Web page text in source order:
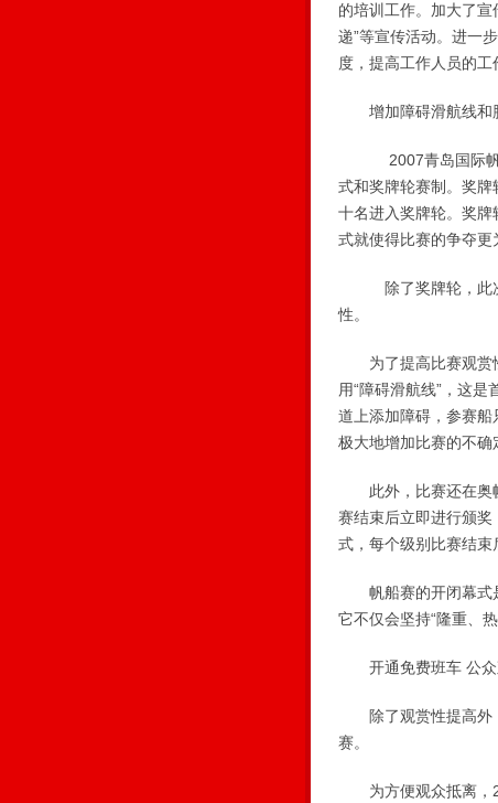
的培训工作。加大了
递”等宣传活动。进一
度，提高工作人员的工
增加障碍滑航线和
2007青岛国际帆船
式和奖牌轮赛制。奖
十名进入奖牌轮。奖
式就使得比赛的争夺更
除了奖牌轮，此次
性。
为了提高比赛观赏性
用“障碍滑航线”，这
道上添加障碍，参赛船
极大地增加比赛的不确
此外，比赛还在奥帆
赛结束后立即进行颁
式，每个级别比赛结束
帆船赛的开闭幕式是
它不仅会坚持“隆重、
开通免费班车 公众
除了观赏性提高外，
赛。
为方便观众抵离，